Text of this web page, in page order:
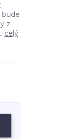
bude
z
celý